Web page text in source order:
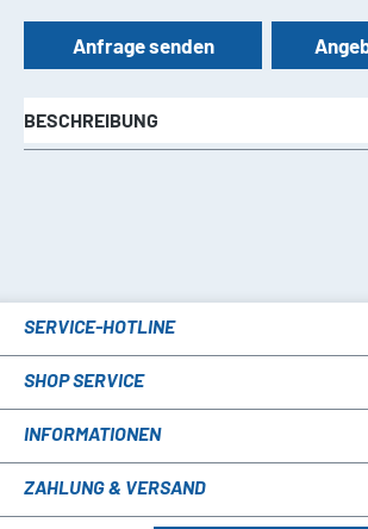
Anfrage senden
BESCHREIBUNG
SERVICE-HOTLINE
SHOP SERVICE
INFORMATIONEN
ZAHLUNG & VERSAND